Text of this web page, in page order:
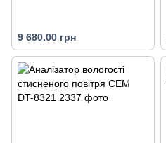
9 680.00 грн